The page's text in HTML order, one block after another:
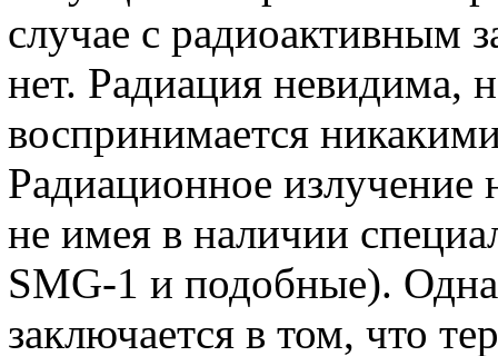
случае с радиоактивным
нет. Радиация невидима,
воспринимается
Радиационное излучение
не имея в наличии
SMG-1 и подобные).
заключается в том, что